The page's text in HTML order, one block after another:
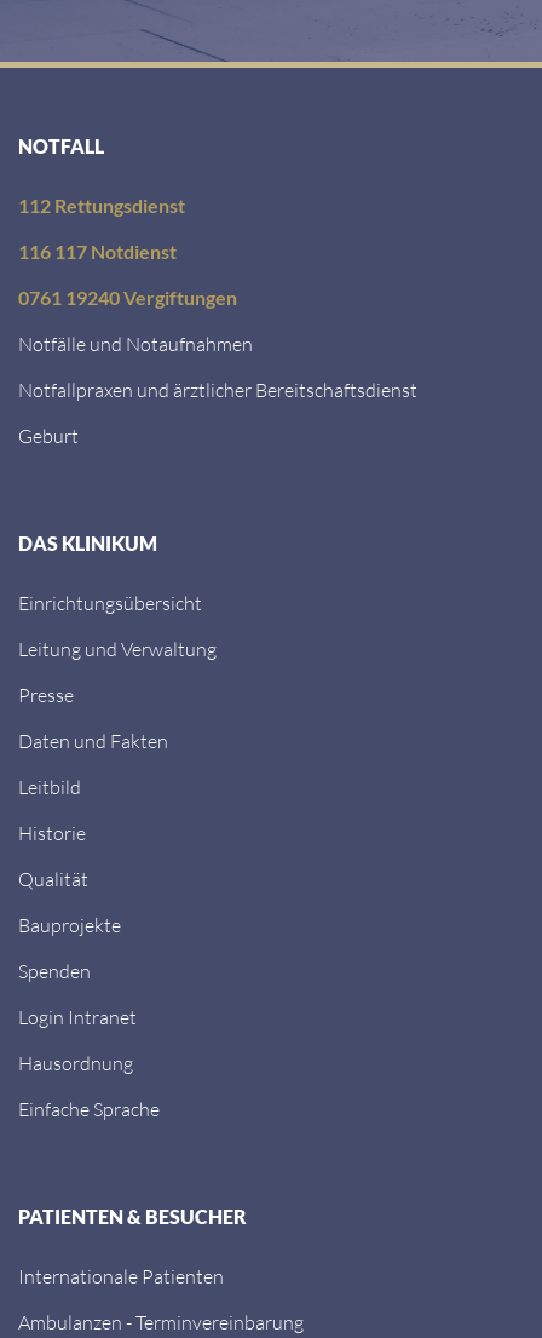
NOTFALL
112 Rettungsdienst
116 117 Notdienst
0761 19240 Vergiftungen
Notfälle und Notaufnahmen
Notfallpraxen und ärztlicher Bereitschaftsdienst
Geburt
DAS KLINIKUM
Einrichtungsübersicht
Leitung und Verwaltung
Presse
Daten und Fakten
Leitbild
Historie
Qualität
Bauprojekte
Spenden
Login Intranet
Hausordnung
Einfache Sprache
PATIENTEN & BESUCHER
Internationale Patienten
Ambulanzen - Terminvereinbarung